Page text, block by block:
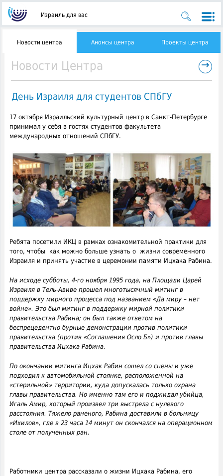
Израиль для вас
Новости центра Анонсы центра Проекты центра
Новости Центра →
День Израиля для студентов СПбГУ
17 октября Израильский культурный центр в Санкт-Петербурге
принимал у себя в гостях студентов факультета
международных отношений СПбГУ.
Ребята посетили ИКЦ в рамках ознакомительной практики для
того, чтобы как можно больше узнать о жизни современного
Израиля и принять участие в церемонии памяти Ицхака Рабина.
На исходе субботы, 4-го ноября 1995 года, на Площади Царей
Израиля в Тель-Авиве прошел многотысячный митинг в
поддержку мирного процесса под названием «Да миру – нет
войне». Это был митинг в поддержку мирной политики
правительства Рабина; он был также ответом на
беспрецедентно бурные демонстрации против политики
правительства (против «Соглашения Осло Б») и против главы
правительства Ицхака Рабина.
По окончании митинга Ицхак Рабин сошел со сцены и уже
подходил к автомобильной стоянке, расположенной на
«стерильной» территории, куда допускалась только охрана
главы правительства. Но именно там его и поджидал убийца,
Игаль Амир, который произвел три выстрела с нулевого
расстояния. Тяжело раненого, Рабина доставили в больницу
«Ихилов», где в 23 часа 14 минут он скончался на операционном
столе от полученных ран.
Работники центра рассказали о жизни Ицхака Рабина, его